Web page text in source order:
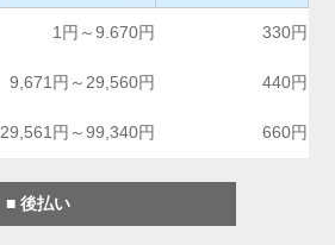
1円～9.670円 330円
9,671円～29,560円 440円
29,561円～99,340円 660円
■ 後払い